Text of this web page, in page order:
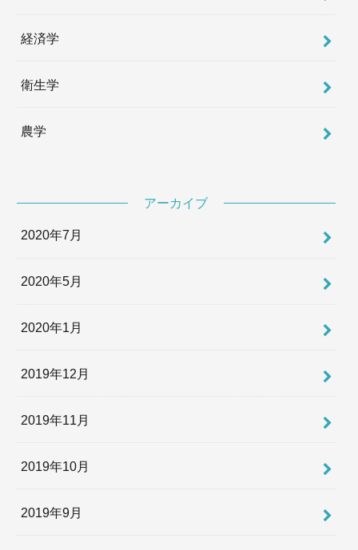
経済学
衛生学
農学
アーカイブ
2020年7月
2020年5月
2020年1月
2019年12月
2019年11月
2019年10月
2019年9月